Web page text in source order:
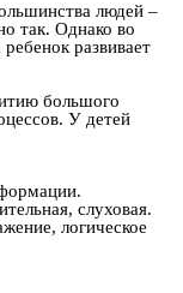
людей –
так. Однако во
развивает
большого
У детей
слуховая.
логическое